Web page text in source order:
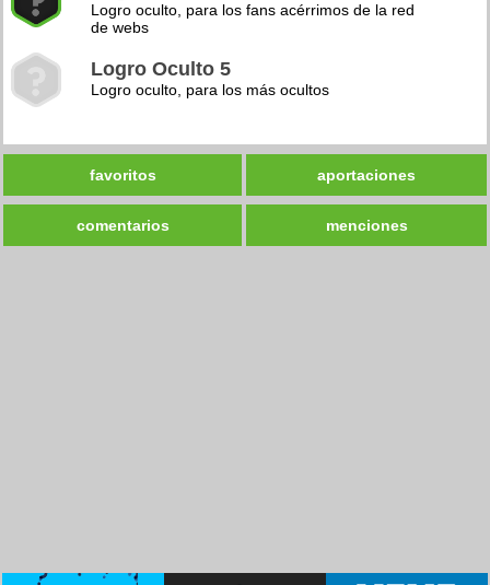
Logro oculto, para los fans acérrimos de la red
de webs
Logro Oculto 5
Logro oculto, para los más ocultos
favoritos aportaciones
comentarios menciones